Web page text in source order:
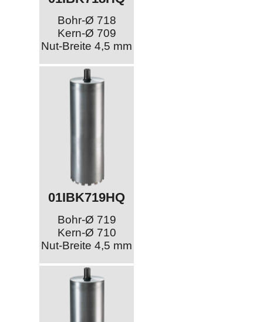
Bohr-Ø 718
Kern-Ø 709
Nut-Breite 4,5 mm
01IBK719HQ
Bohr-Ø 719
Kern-Ø 710
Nut-Breite 4,5 mm